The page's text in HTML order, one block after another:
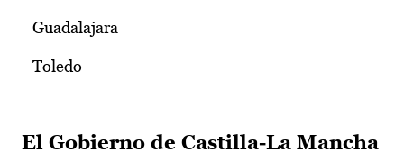
Guadalajara
Toledo
El Gobierno de Castilla-La Mancha